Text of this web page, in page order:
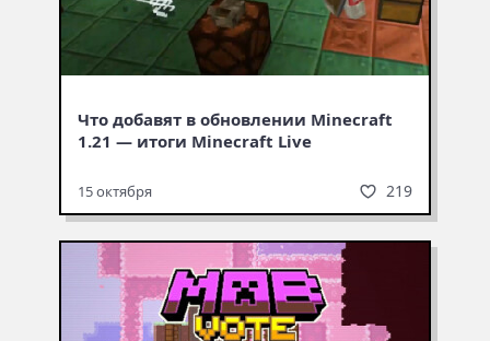
Что добавят в обновлении Minecraft
1.21 — итоги Minecraft Live
15 октября 219